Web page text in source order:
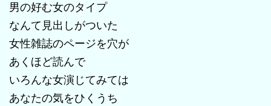
男の好む女のタイプ
なんて見出しがついた
女性雑誌のページを穴が
あくほど読んで
いろんな女演じてみては
あなたの気をひくうち